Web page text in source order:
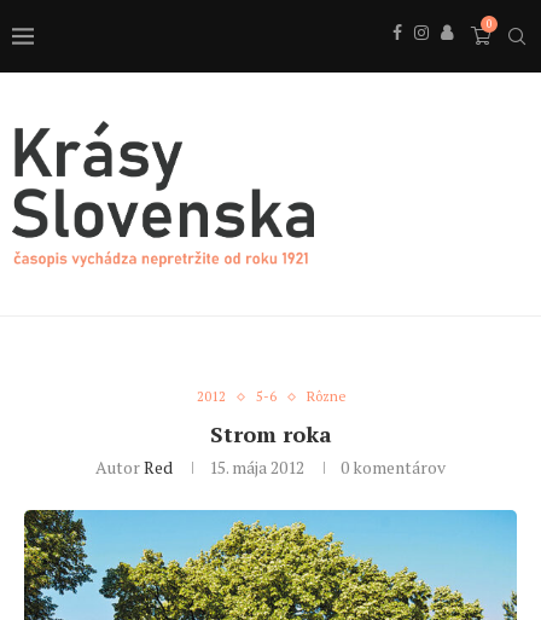
0
2012 5-6 Rôzne
Strom roka
AutorRed 15. mája 2012 0 komentárov